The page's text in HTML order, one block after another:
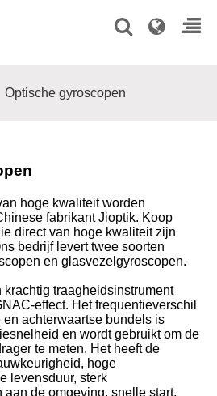
Optische gyroscopen
hoge kwaliteit worden
fabrikant Jioptik. Koop
direct van hoge kwaliteit zijn
bedrijf levert twee soorten
en glasvezelgyroscopen.
krachtig traagheidsinstrument
effect. Het frequentieverschil
achterwaartse bundels is
en wordt gebruikt om de
te meten. Het heeft de
hoge
levensduur, sterk
de omgeving, snelle start,